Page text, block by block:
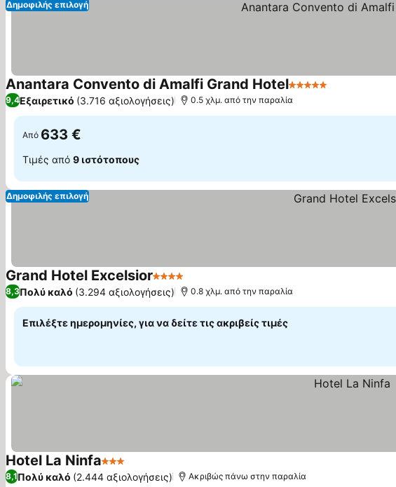
Δημοφιλής επιλογή
Anantara Convento di Amalfi Grand Hotel5 Αστέρια
9,4Εξαιρετικό (3.716 αξιολογήσεις) 0.5 χλμ. από την παραλία
Από 633 €
Τιμές από 9 ιστότοπους
Δημοφιλής επιλογή
Grand Hotel Excelsior4 Αστέρια
8,3Πολύ καλό (3.294 αξιολογήσεις) 0.8 χλμ. από την παραλία
Επιλέξτε ημερομηνίες, για να δείτε τις ακριβείς τιμές
Hotel La Ninfa3 Αστέρια
8,1Πολύ καλό (2.444 αξιολογήσεις) Ακριβώς πάνω στην παραλία